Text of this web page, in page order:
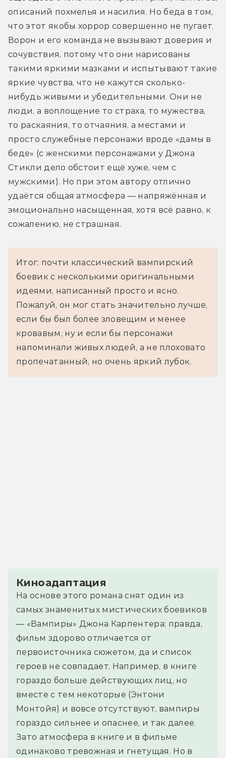
описаний похмелья и насилия. Но беда в том,
что этот якобы хоррор совершенно не пугает.
Ворон и его команда не вызывают доверия и
сочувствия, потому что они нарисованы
такими яркими мазками и испытывают такие
яркие чувства, что не кажутся сколько-
нибудь живыми и убедительными. Они не
люди, а воплощение то страха, то мужества,
то раскаяния, то отчаяния, а местами и
просто служебные персонажи вроде «дамы в
беде» (с женскими персонажами у Джона
Стикли дело обстоит ещё хуже, чем с
мужскими). Но при этом автору отлично
удаётся общая атмосфера — напряжённая и
эмоционально насыщенная, хотя всё равно, к
сожалению, не страшная.
Итог: почти классический вампирский
боевик с несколькими оригинальными
идеями, написанный просто и ясно.
Пожалуй, он мог стать значительно лучше,
если бы был более зловещим и менее
кровавым, ну и если бы персонажи
напоминали живых людей, а не плоховато
пропечатанный, но очень яркий лубок.
Киноадаптация
На основе этого романа снят один из
самых знаменитых мистических боевиков
— «Вампиры» Джона Карпентера; правда,
фильм здорово отличается от
первоисточника сюжетом, да и список
героев не совпадает. Например, в книге
гораздо больше действующих лиц, но
вместе с тем некоторые (Энтони
Монтойя) и вовсе отсутствуют, вампиры
гораздо сильнее и опаснее, и так далее.
Зато атмосфера в книге и в фильме
одинаково тревожная и гнетущая. Но в